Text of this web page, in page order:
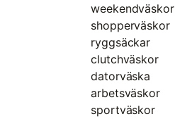
weekendväskor
shopperväskor
ryggsäckar
clutchväskor
datorväska
arbetsväskor
sportväskor